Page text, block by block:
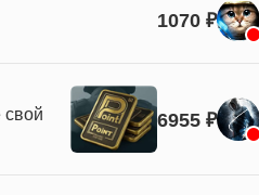
1070 ₽
свой
6955 ₽